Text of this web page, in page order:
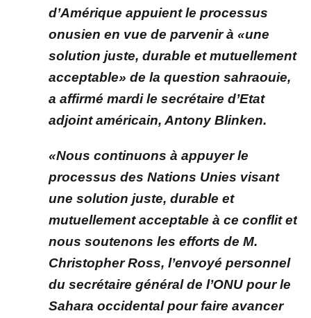
d’Amérique appuient le processus
onusien en vue de parvenir à «une
solution juste, durable et mutuellement
acceptable» de la question sahraouie,
a affirmé mardi le secrétaire d’Etat
adjoint américain, Antony Blinken.
«Nous continuons à appuyer le
processus des Nations Unies visant
une solution juste, durable et
mutuellement acceptable à ce conflit et
nous soutenons les efforts de M.
Christopher Ross, l’envoyé personnel
du secrétaire général de l’ONU pour le
Sahara occidental pour faire avancer